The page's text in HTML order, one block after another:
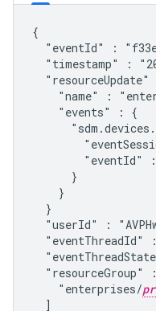
{
"eventId" :
"timestamp" :
"resourceUpdate"
"name" :
    "events" : {
      "
"eventId"
      }
    }
  }
"userId" :
"eventThreadId"
"resourceGroup"
    "enterprises/
  ]